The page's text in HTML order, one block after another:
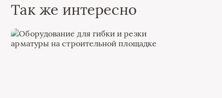
Так же интересно